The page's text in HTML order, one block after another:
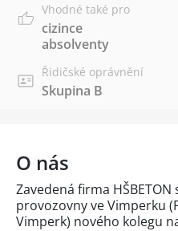
Vhodné také pro
cizince
absolventy
Řidičské oprávnění
Skupina B
O nás
Zavedená firma
provozovny ve Vimperku
Vimperk) nového kolegu